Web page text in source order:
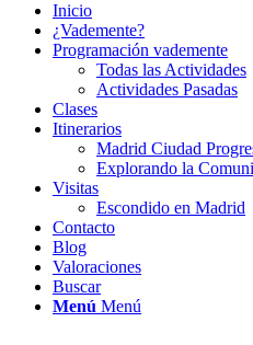
Inicio
¿Vademente?
Programación vademente
Todas las Actividades
Actividades Pasadas
Clases
Itinerarios
Madrid Ciudad
Explorando la
Visitas
Escondido en Madrid
Contacto
Blog
Valoraciones
Buscar
Menú Menú